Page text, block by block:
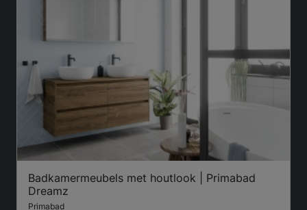
Badkamermeubels met houtlook | Primabad
Dreamz
Primabad